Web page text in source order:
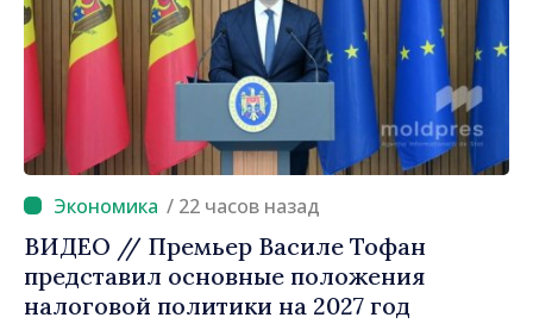
/ 22 часов назад
ВИДЕО // Премьер Василе Тофан
представил основные положения
налоговой политики на 2027 год